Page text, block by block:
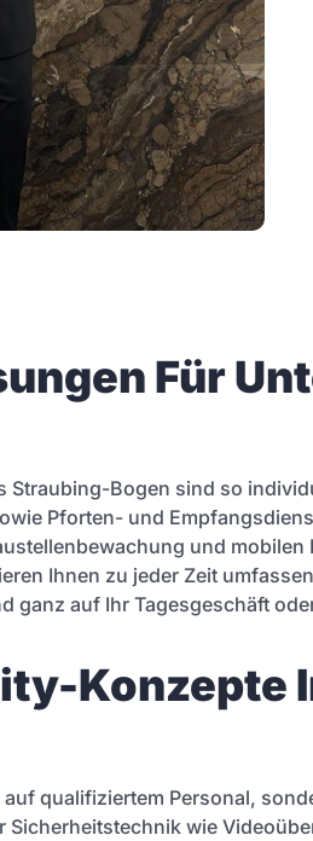
Für
Straubing-Bogen sind so
Pforten- und
und
Ihnen zu jeder Zeit
ganz auf Ihr Tagesgeschäft
Konzepte
qualifiziertem Personal,
Sicherheitstechnik wie